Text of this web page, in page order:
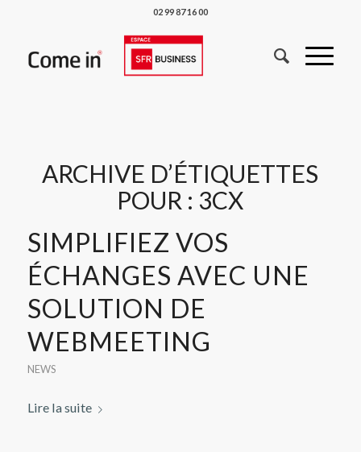
02 99 87 16 00
ARCHIVE D’ÉTIQUETTES
POUR : 3CX
SIMPLIFIEZ VOS
ÉCHANGES AVEC UNE
SOLUTION DE
WEBMEETING
NEWS
Lire la suite